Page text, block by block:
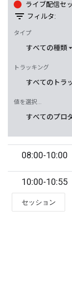
ライブ配信セ
filter_list フィルタ:
タイプ
すべての種類
トラッキング
すべてのトラ
値を選択...
すべてのプロ
08:00-10:00
10:00-10:55
セッション